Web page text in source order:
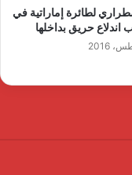
لطائرة إماراتية في
اندلاع حريق بداخلها